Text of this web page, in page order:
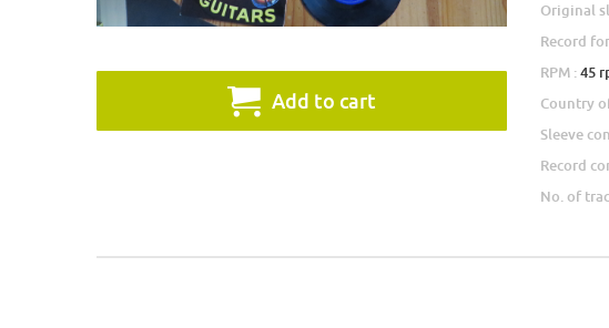
Add to cart
Original
Record
RPM :45
Country
Sleeve
Record
No. of